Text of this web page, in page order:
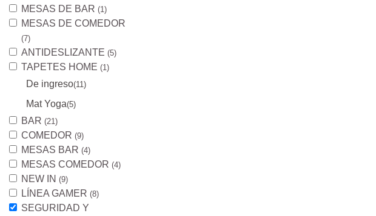
MESAS DE BAR (1)
MESAS DE COMEDOR
(7)
ANTIDESLIZANTE (5)
TAPETES HOME (1)
De ingreso(11)
Mat Yoga(5)
BAR (21)
COMEDOR (9)
MESAS BAR (4)
MESAS COMEDOR (4)
NEW IN (9)
LÍNEA GAMER (8)
SEGURIDAD Y